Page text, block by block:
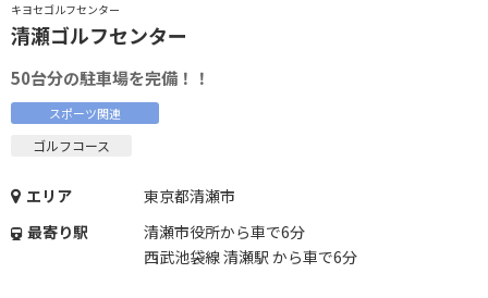
キヨセゴルフセンター
清瀬ゴルフセンター
50台分の駐車場を完備！！
スポーツ関連
ゴルフコース
エリア
東京都清瀬市
最寄り駅
清瀬市役所から車で6分
西武池袋線 清瀬駅 から車で6分